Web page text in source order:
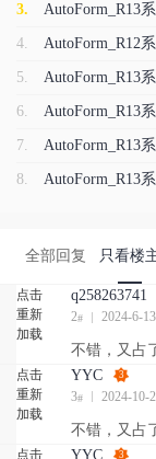
3. AutoForm_R13
4. AutoForm_R12
5. AutoForm_R13
6. AutoForm_R13
7. AutoForm_R13
8. AutoForm_R13
全部回复 只看楼
点击
重新
加载
q258263741
2# 2024-6-
不错，又占
点击
重新
加载
YYC 3
3# 2024-10-
不错，又占
点击 YYC 3